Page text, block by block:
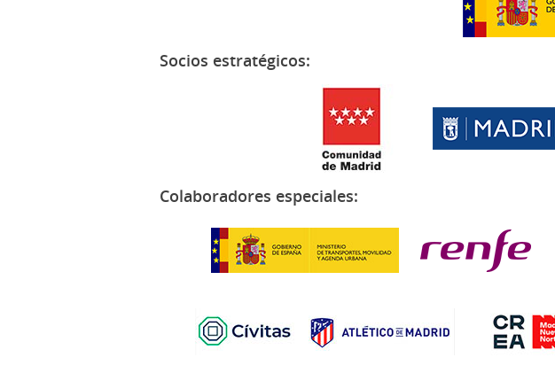
Socios estratégicos:
Colaboradores especiales: